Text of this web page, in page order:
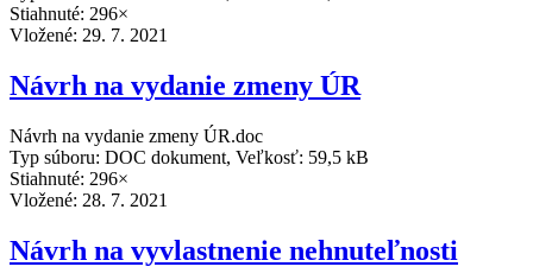
Stiahnuté: 296×
Vložené: 29. 7. 2021
Návrh na vydanie zmeny ÚR
Návrh na vydanie zmeny ÚR.doc
Typ súboru: DOC dokument, Veľkosť: 59,5 kB
Stiahnuté: 296×
Vložené: 28. 7. 2021
Návrh na vyvlastnenie nehnuteľnosti